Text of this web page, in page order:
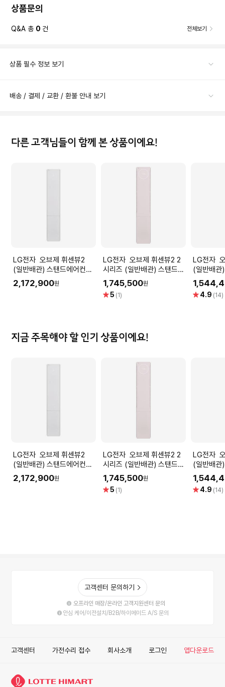
상품문의
Q&A 총 0 건 전체보기
상품 필수 정보 보기
배송 / 결제 / 교환 / 환불 안내 보기
다른 고객님들이 함께 본 상품이에요!
LG전자 오브제 휘센뷰2
(일반배관) 스탠드에어컨
FQ18EU2EB1 (58.5㎡) 실
외기포함 [전국기본설치무
2,172,900원
LG전자 오브제 휘센뷰2 2
시리즈 (일반배관) 스탠드에
어컨 FQ18FU2BB1 (냉방
58.5㎡) 실외기포함 [전국
기본설치 포함]
1,745,500원
별5 (1)
LG전자 오브제 휘센뷰2
(일반배관
외기포함
함]
별 4.9 (14)
지금 주목해야 할 인기 상품이에요!
LG전자 오브제 휘센뷰2
(일반배관) 스탠드에어컨
FQ18EU2EB1 (58.5㎡) 실
외기포함 [전국기본설치무
2,172,900원
LG전자 오브제 휘센뷰2 2
시리즈 (일반배관) 스탠드에
어컨 FQ18FU2BB1 (냉방
58.5㎡) 실외기포함 [전국
기본설치 포함]
1,745,500원
별5 (1)
LG전자 오브제 휘센뷰2
(일반배관
외기포함
함]
별 4.9 (14)
고객센터 문의하기
오프라인 매장/온라인 고객지원센터 문의
안심 케어/이전설치/B2B/하이메이드 A/S 문의
고객센터 가전수리 접수 회사소개 로그인 앱다운로드